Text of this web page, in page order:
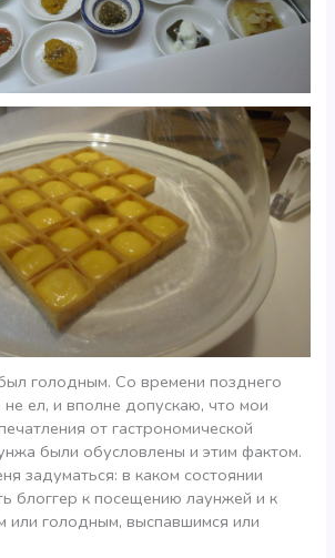
голодным. Со времени позднего
не ел, и вполне допускаю, что мои
от гастрономической
были обусловлены и этим фактом.
задуматься: в каком состоянии
блоггер к посещению лаунжей и к
или голодным, выспавшимся или